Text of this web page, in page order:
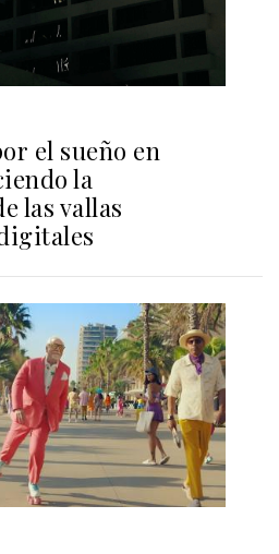
el sueño en
la
las vallas